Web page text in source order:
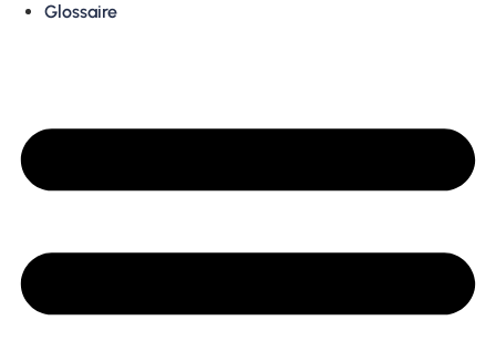
Glossaire